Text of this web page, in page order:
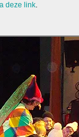
deze link.